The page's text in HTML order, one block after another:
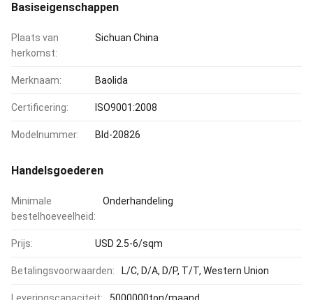
Basiseigenschappen
Plaats van
herkomst:
Sichuan China
Merknaam: Baolida
Certificering: ISO9001:2008
Modelnummer: Bld-20826
Handelsgoederen
Minimale
bestelhoeveelheid:
Onderhandeling
Prijs: USD 2.5-6/sqm
Betalingsvoorwaarden: L/C, D/A, D/P, T/T, Western Union